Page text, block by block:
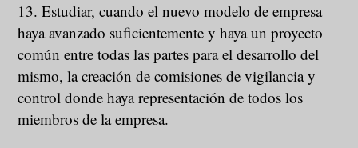
13. Estudiar, cuando el nuevo modelo de empresa
haya avanzado suficientemente y haya un proyecto
común entre todas las partes para el desarrollo del
mismo, la creación de comisiones de vigilancia y
control donde haya representación de todos los
miembros de la empresa.